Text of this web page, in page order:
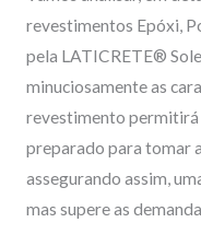
revestimentos Epóxi,
pela LATICRETE®
minuciosamente as
revestimento permitirá
preparado para tomar
assegurando assim,
mas supere as